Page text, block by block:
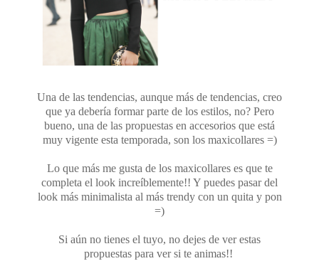
Una de las tendencias, aunque más de tendencias, creo
que ya debería formar parte de los estilos, no? Pero
bueno, una de las propuestas en accesorios que está
muy vigente esta temporada, son los maxicollares =)
Lo que más me gusta de los maxicollares es que te
completa el look increíblemente!! Y puedes pasar del
look más minimalista al más trendy con un quita y pon
=)
Si aún no tienes el tuyo, no dejes de ver estas
propuestas para ver si te animas!!